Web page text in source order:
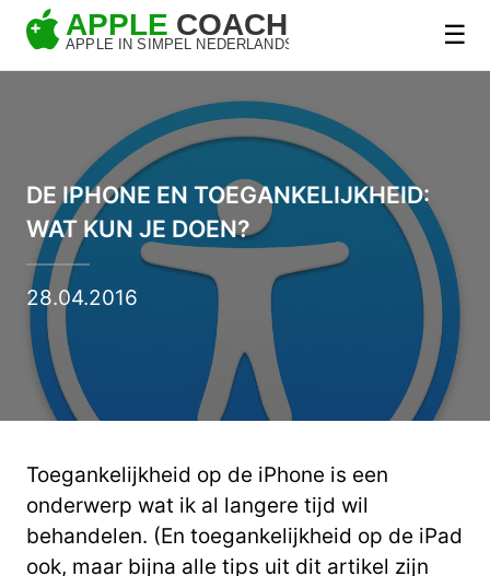
☰
DE IPHONE EN TOEGANKELIJKHEID:
WAT KUN JE DOEN?
28.04.2016
Toegankelijkheid op de iPhone is een
onderwerp wat ik al langere tijd wil
behandelen. (En toegankelijkheid op de iPad
ook, maar bijna alle tips uit dit artikel zijn